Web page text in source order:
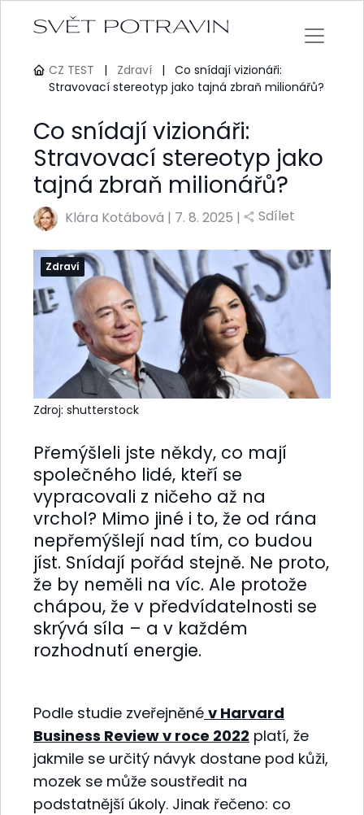
CZ TEST | Zdraví |
Co snídají vizionáři:
Stravovací stereotyp jako tajná zbraň milionářů?
Co snídají vizionáři:
Stravovací stereotyp jako
tajná zbraň milionářů?
Klára Kotábová | 7. 8. 2025 | Sdílet
Zdraví
Zdroj: shutterstock
Přemýšleli jste někdy, co mají
společného lidé, kteří se
vypracovali z ničeho až na
vrchol? Mimo jiné i to, že od rána
nepřemýšlejí nad tím, co budou
jíst. Snídají pořád stejně. Ne proto,
že by neměli na víc. Ale protože
chápou, že v předvídatelnosti se
skrývá síla – a v každém
rozhodnutí energie.
Podle studie zveřejněné v Harvard
Business Review v roce 2022 platí, že
jakmile se určitý návyk dostane pod kůži,
mozek se může soustředit na
podstatnější úkoly. Jinak řečeno: co